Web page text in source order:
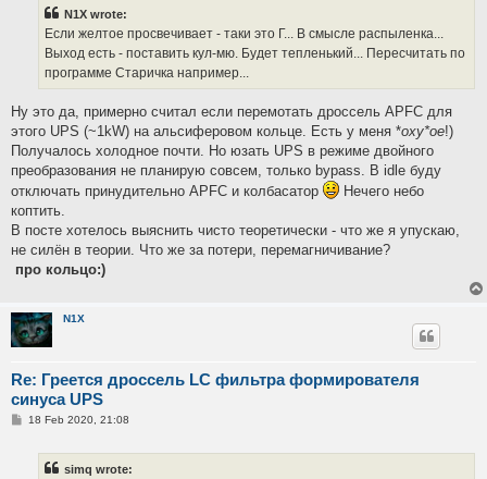
N1X wrote:
Если желтое просвечивает - таки это Г... В смысле распыленка...
Выход есть - поставить кул-мю. Будет тепленький... Пересчитать по
программе Старичка например...
Ну это да, примерно считал если перемотать дроссель APFC для
этого UPS (~1kW) на альсиферовом кольце. Есть у меня *оху*ое!)
Получалось холодное почти. Но юзать UPS в режиме двойного
преобразования не планирую совсем, только bypass. В idle буду
отключать принудительно APFC и колбасатор
Нечего небо
коптить.
В посте хотелось выяснить чисто теоретически - что же я упускаю,
не силён в теории. Что же за потери, перемагничивание?
про кольцо:)
N1X
Re: Греется дроссель LC фильтра формирователя
синуса UPS
P18 Feb 2020, 21:08
simq wrote: